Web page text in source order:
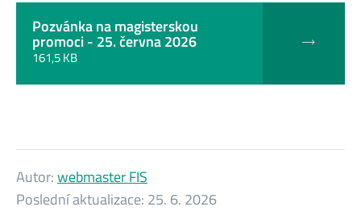
Pozvánka na magisterskou
promoci - 25. června 2026
161,5 KB
Autor:webmaster FIS
Poslední aktualizace: 25. 6. 2026